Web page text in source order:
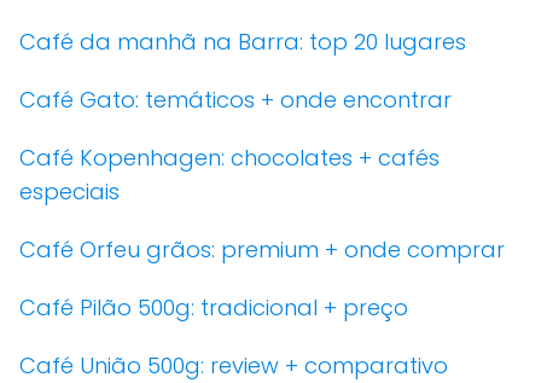
Café da manhã na Barra: top 20 lugares
Café Gato: temáticos + onde encontrar
Café Kopenhagen: chocolates + cafés
especiais
Café Orfeu grãos: premium + onde comprar
Café Pilão 500g: tradicional + preço
Café União 500g: review + comparativo